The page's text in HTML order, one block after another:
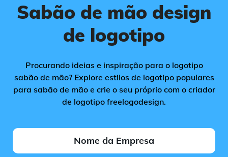
Sabão de mão design
de logotipo
Procurando ideias e inspiração para o logotipo
sabão de mão? Explore estilos de logotipo populares
para sabão de mão e crie o seu próprio com o criador
de logotipo freelogodesign.